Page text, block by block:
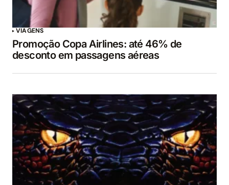
VIAGENS
Promoção Copa Airlines: até 46% de
desconto em passagens aéreas